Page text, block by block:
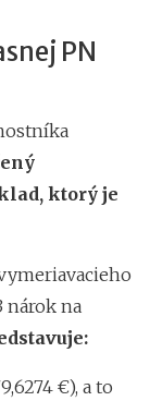
PN
ktorý je
nárok na
€), a to